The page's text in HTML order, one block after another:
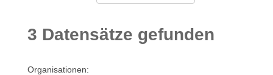
3 Datensätze gefunden
Organisationen: